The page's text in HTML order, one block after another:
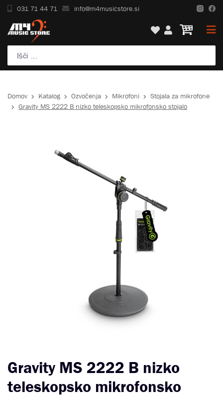
031 71 44 71 info@m4musicstore.si
Domov Katalog Ozvočenja Mikrofoni
Stojala za mikrofone
Gravity MS 2222 B nizko teleskopsko mikrofonsko stojalo
Gravity MS 2222 B nizko
teleskopsko mikrofonsko